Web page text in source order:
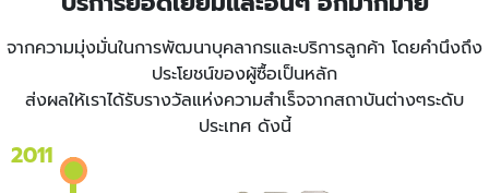
จากความมุ่งมั่นในการพัฒนาบุคลากรและบริการลูกค้า โดยคำนึงถึง
ประโยชน์ของผู้ซื้อเป็นหลัก
ส่งผลให้เราได้รับรางวัลแห่งความสำเร็จจากสถาบันต่างๆระดับ
ประเทศ ดังนี้
2011